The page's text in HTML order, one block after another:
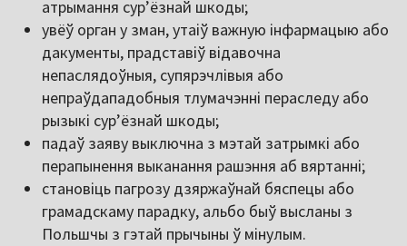
атрымання сурʼёзнай шкоды;
увёў орган у зман, утаіў важную інфармацыю або
дакументы, прадставіў відавочна
непаслядоўныя, супярэчлівыя або
непраўдападобныя тлумачэнні пераследу або
рызыкі сурʼёзнай шкоды;
падаў заяву выключна з мэтай затрымкі або
перапынення выканання рашэння аб вяртанні;
становіць пагрозу дзяржаўнай бяспецы або
грамадскаму парадку, альбо быў высланы з
Польшчы з гэтай прычыны ў мінулым.